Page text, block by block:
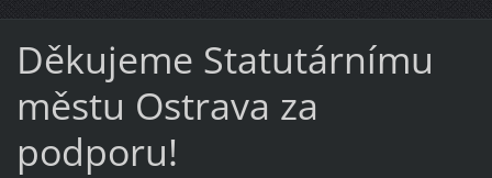
Děkujeme Statutárnímu
městu Ostrava za
podporu!